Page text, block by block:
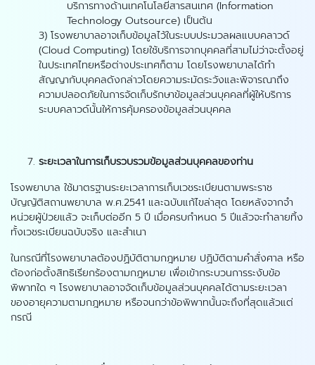
บริการทางด้านเทคโนโลยีสารสนเทศ (Information
Technology Outsource) เป็นต้น
3) โรงพยาบาลอาจเก็บข้อมูลไว้ในระบบประมวลผลแบบคลาวด์
(Cloud Computing) โดยใช้บริการจากบุคคลที่สามไม่ว่าจะตั้งอยู่
ในประเทศไทยหรือต่างประเทศก็ตาม โดยโรงพยาบาลได้ทำ
สัญญากับบุคคลดังกล่าวโดยความระมัดระวังและพิจารณาถึง
ความปลอดภัยในการจัดเก็บรักษาข้อมูลส่วนบุคคลที่ผู้ให้บริการ
ระบบคลาวด์นั้นให้การคุ้มครองข้อมูลส่วนบุคคล
ระยะเวลาในการเก็บรวบรวมข้อมูลส่วนบุคคลของท่าน
โรงพยาบาล ใช้มาตรฐานระยะเวลาการเก็บเวชระเบียนตามพระราช
บัญญัติสถานพยาบาล พ.ศ.2541 และฉบับแก้ไขล่าสุด โดยหลังจากจำ
หน่วยผู้ป่วยแล้ว จะเก็บต่ออีก 5 ปี เมื่อครบกำหนด 5 ปีแล้วจะทำลายทิ้ง
ทั้งเวชระเบียนฉบับจริง และสำเนา
ในกรณีที่โรงพยาบาลต้องปฏิบัติตามกฎหมาย ปฏิบัติตามคำสั่งศาล หรือ
ต้องก่อตั้งสิทธิเรียกร้องตามกฎหมาย เพื่อเข้ากระบวนการระงับข้อ
พิพาทใด ๆ โรงพยาบาลอาจจัดเก็บข้อมูลส่วนบุคคลได้ตามระยะเวลา
ของอายุความตามกฎหมาย หรือจนกว่าข้อพิพาทนั้นจะถึงที่สุดแล้วแต่
กรณี